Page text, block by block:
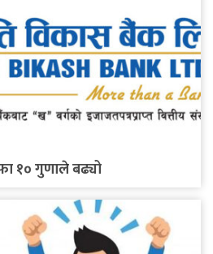
१० गुणाले बढ्यो